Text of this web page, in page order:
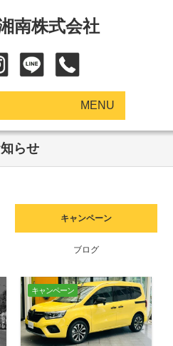
南株式会社
MENU
らせ
キャンペーン
ブログ
キャンペーン